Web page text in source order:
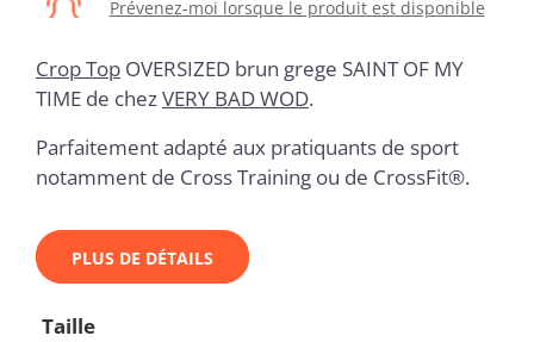
Prévenez-moi lorsque le produit est disponible
Crop Top OVERSIZED brun grege SAINT OF MY
TIME de chezVERY BAD WOD.
Parfaitement adapté aux pratiquants de sport
notamment de Cross Training ou de CrossFit®.
PLUS DE DÉTAILS
Taille